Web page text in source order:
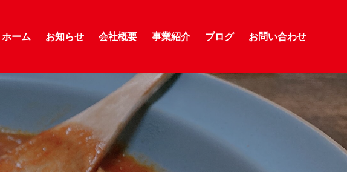
ホーム お知らせ 会社概要 事業紹介 ブログ お問い合わせ